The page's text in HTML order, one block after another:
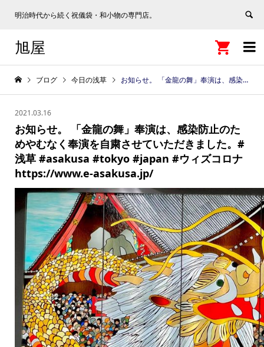
明治時代から続く祝儀袋・和小物の専門店。

旭屋 
ブログ 今日の浅草 お知らせ。 「金龍の舞」奉演は、感染防止のためやむなく奉演を自粛させていただきました。#浅草 #asakusa #tokyo #japan #ウィズコロナ https://www.e-asakusa.jp/
2021.03.16
お知らせ。 「金龍の舞」奉演は、感染防止のた
めやむなく奉演を自粛させていただきました。#
浅草 #asakusa #tokyo #japan #ウィズコロナ
https://www.e-asakusa.jp/